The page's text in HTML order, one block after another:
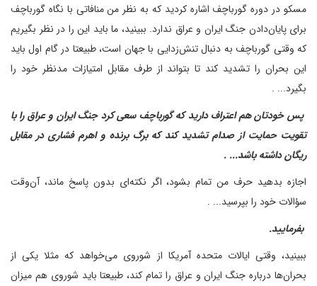
مسکو در دوره گورباچف اشاره کردید که به نظر من منافاتی با نگاه گورباچف
برای پایان‌دادن جنگ ایران و عراق ندارد. ببینید، ما باید این را در نظر بگیریم
که وقتی گورباچف به دنبال تنش‌زدایی با جهان است، طبیعتا در گام اول باید
این بحران را تشدید کند تا بتواند از طرف مقابل امتیازات مد‌نظر خود را
بگیرد... .
‌ پس خودتان هم اعتراف دارید که گورباچف سعی کرد جنگ ایران و عراق را با
تقویت حمایت از صدام تشدید کند که برگ برنده و اهرم فشاری در مقابل
ریگان داشته باشد... .
اجازه بدهید حرف من تمام بشود، اگر نکته‌ای بدون پاسخ ماند، آن‌وقت
سؤالات خود را بپرسید... .
‌ بفرمایید.
ببینید، وقتی ایالات متحده آمریکا از شوروی می‌خواهد که مثلا یکی از
بحران‌ها درباره جنگ ایران و عراق را تمام کند، طبیعتا باید شوروی هم میزان